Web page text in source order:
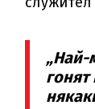
„Най-
гонят